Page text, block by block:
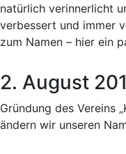
natürlich verinnerlicht
verbessert und immer
zum Namen – hier ein
2. August
Gründung des Vereins
ändern wir unseren